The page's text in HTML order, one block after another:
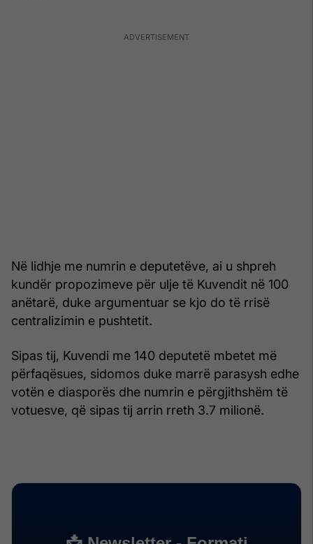
Në lidhje me numrin e deputetëve, ai u shpreh
kundër propozimeve për ulje të Kuvendit në 100
anëtarë, duke argumentuar se kjo do të rrisë
centralizimin e pushtetit.
Sipas tij, Kuvendi me 140 deputetë mbetet më
përfaqësues, sidomos duke marrë parasysh edhe
votën e diasporës dhe numrin e përgjithshëm të
votuesve, që sipas tij arrin rreth 3.7 milionë.